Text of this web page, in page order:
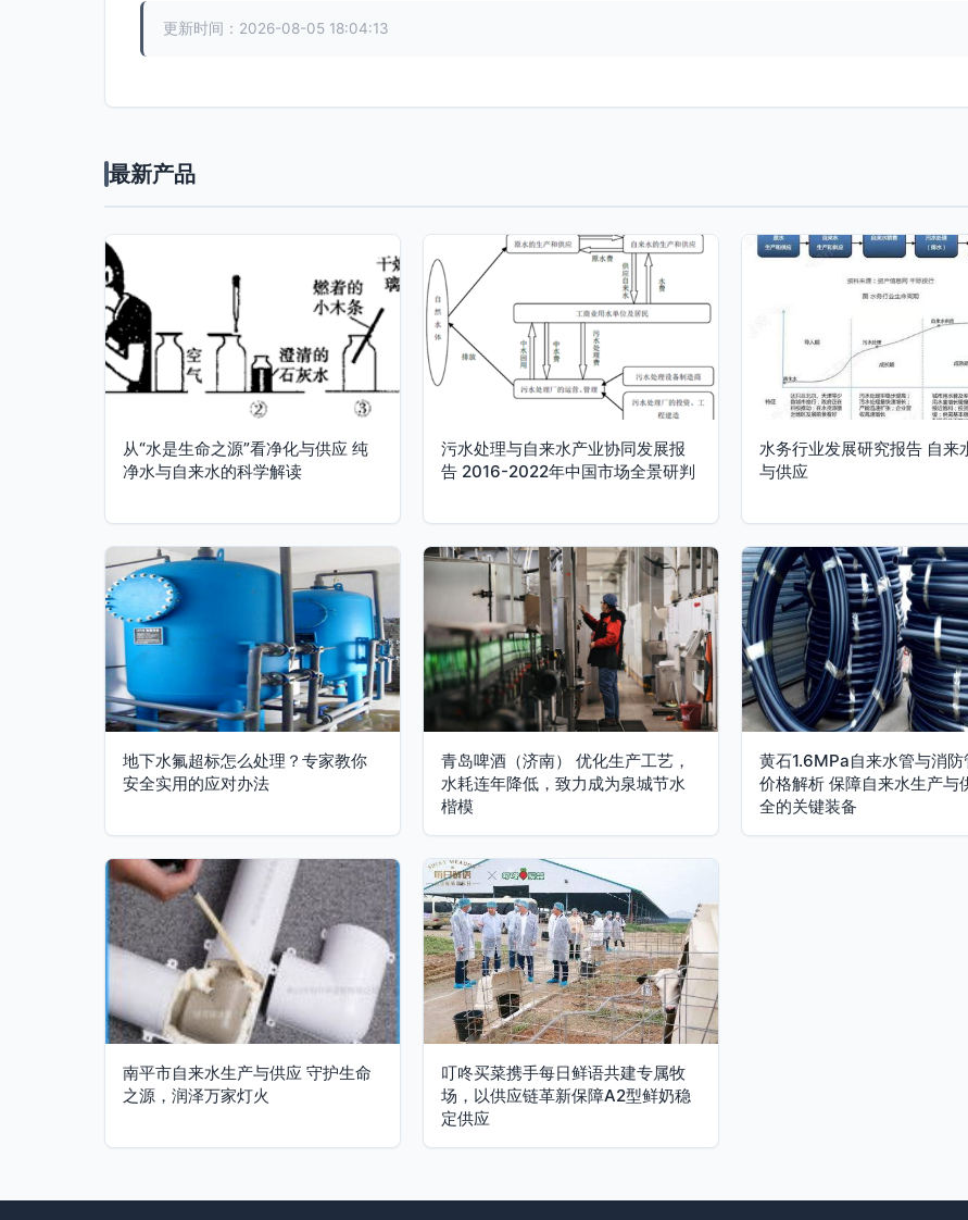
更新时间：2026-08-05 18:04:13
最新产品
从“水是生命之源”看净化与供应 纯
净水与自来水的科学解读
污水处理与自来水产业协同发展报
告 2016-2022年中国市场全景研判
水务行业发展研究报告 自来
与供应
地下水氟超标怎么处理？专家教你
安全实用的应对办法
青岛啤酒（济南） 优化生产工艺，
水耗连年降低，致力成为泉城节水
楷模
黄石1.6MPa自来水管与消防
价格解析 保障自来水生产与
全的关键装备
南平市自来水生产与供应 守护生命
之源，润泽万家灯火
叮咚买菜携手每日鲜语共建专属牧
场，以供应链革新保障A2型鲜奶稳
定供应